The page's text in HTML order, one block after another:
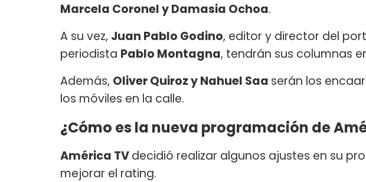
Marcela Coronel y Damasia Ochoa.
A su vez, Juan Pablo Godino, editor y director del
periodista Pablo Montagna, tendrán sus columnas
Además, Oliver Quiroz y Nahuel Saa serán los
los móviles en la calle.
¿Cómo es la nueva programación de
América TVdecidió realizar algunos ajustes en su
mejorar el rating.